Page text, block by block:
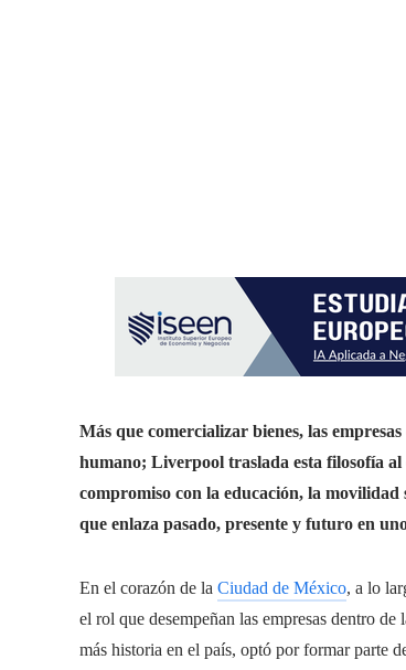
Más que comercializar bienes, las
humano; Liverpool traslada esta filosofía
compromiso con la educación, la
que enlaza pasado, presente y futuro en
En el corazón de la Ciudad de México, a lo
el rol que desempeñan las empresas dentro
más historia en el país, optó por formar parte